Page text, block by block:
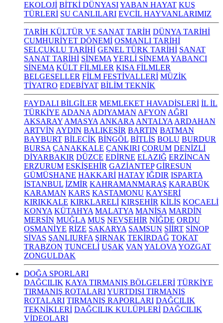
EKOLOJİ BİTKİ DÜNYASIYABAN HAYAT KUŞ
TÜRLERİ SU CANLILARI EVCİL HAYVANLARIMIZ
TARİH KÜLTÜR VE SANAT TARİH DÜNYA TARİHİ
CUMHURİYET DÖNEMİ OSMANLI TARİHİ
SELÇUKLU TARİHİ GENEL TÜRK TARİHİ SANAT
SANAT TARİHİ SİNEMA YERLİ SİNEMA YABANCI
SİNEMA KÜLT FİLMLER KISA FİLMLER
BELGESELLER FİLM FESTİVALLERİ MÜZİK
TİYATRO EDEBİYAT BİLİM TEKNİK
FAYDALI BİLGİLER MEMLEKET HAVADİSLERİ İL İL
TÜRKİYE ADANA ADIYAMAN AFYON AĞRI
AKSARAY AMASYA ANKARA ANTALYA ARDAHAN
ARTVİN AYDIN BALIKESİR BARTIN BATMAN
BAYBURT BİLECİK BİNGÖL BİTLİS BOLU BURDUR
BURSA ÇANAKKALE ÇANKIRI ÇORUM DENİZLİ
DİYARBAKIR DÜZCE EDİRNE ELAZIĞ ERZİNCAN
ERZURUM ESKİŞEHİR GAZİANTEP GİRESUN
GÜMÜŞHANE HAKKARİ HATAY IĞDIR ISPARTA
İSTANBUL İZMİR KAHRAMANMARAŞ KARABÜK
KARAMAN KARS KASTAMONU KAYSERİ
KIRIKKALE KIRKLARELİ KIRŞEHİR KİLİS KOCAELİ
KONYA KÜTAHYA MALATYA MANİSA MARDİN
MERSİN MUĞLA MUŞ NEVŞEHİR NİĞDE ORDU
OSMANİYE RİZE SAKARYA SAMSUN SİİRT SİNOP
SİVAS ŞANLIURFA ŞIRNAK TEKİRDAĞ TOKAT
TRABZON TUNCELİ UŞAK VAN YALOVA YOZGAT
ZONGULDAK
DOĞA SPORLARI
DAĞCILIK KAYA TIRMANIŞ BÖLGELERİ TÜRKİYE
TIRMANIŞ ROTALARIYURTDIŞI TIRMANIŞ
ROTALARI TIRMANIŞ RAPORLARI DAĞCILIK
TEKNİKLERİ DAĞCILIK KULÜPLERİ DAĞCILIK
VİDEOLARI